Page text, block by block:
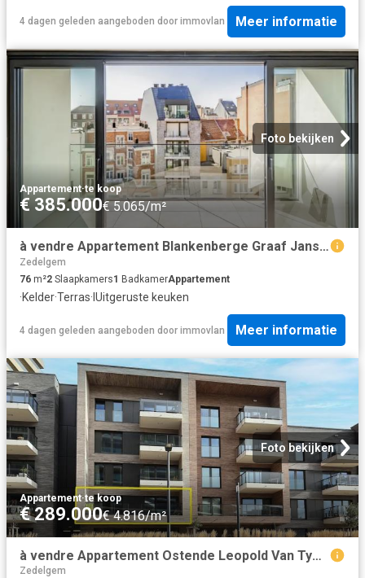
4 dagen geleden aangeboden door immovlan Meer informatie
Foto bekijken
Appartement·te koop
€ 385.000€ 5.065/m²
à vendre Appartement Blankenberge Graaf Jansdijk
Zedelgem
76 m²2 Slaapkamers1 BadkamerAppartement
·Kelder·Terras· IUitgeruste keuken
4 dagen geleden aangeboden door immovlan Meer informatie
Foto bekijken
Appartement·te koop
€ 289.000€ 4.816/m²
à vendre Appartement Ostende Leopold Van Tyghemlaan
Zedelgem